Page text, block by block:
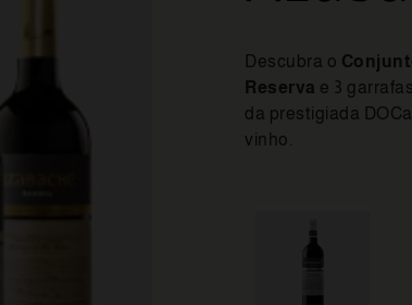
Descubra o
Reserva e 3
da prestigiada
vinho.